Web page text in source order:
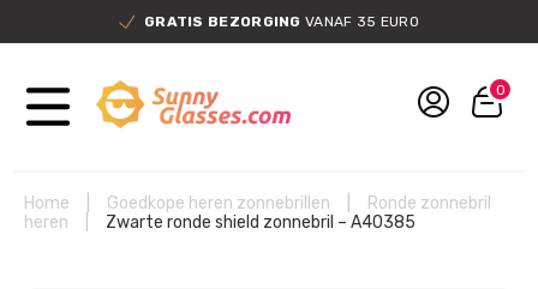
GRATIS BEZORGING VANAF 35 EURO
0
Home Goedkope heren zonnebrillen
Ronde zonnebril
heren
Zwarte ronde shield zonnebril – A40385